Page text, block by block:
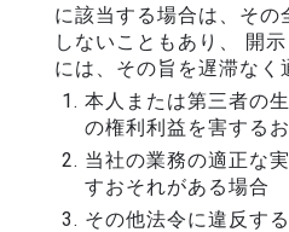
に該当する場合は、その
しないこともあり、 開
には、その旨を遅滞なく
本人または第三者の
の権利利益を害する
当社の業務の適正な
すおそれがある場合
その他法令に違反す